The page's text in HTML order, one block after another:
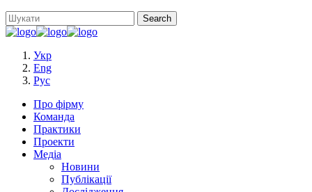
Укр
Eng
Рус
Про фірму
Команда
Практики
Проекти
Медіа
Новини
Публікації